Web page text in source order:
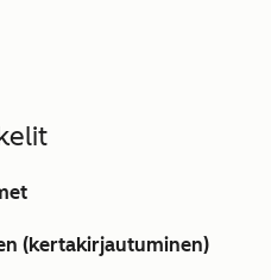
(kertakirjautuminen)